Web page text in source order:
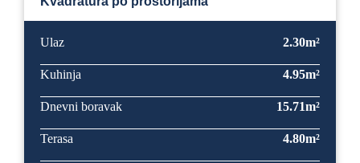
Ulaz 2.30m²
Kuhinja 4.95m²
Dnevni boravak 15.71m²
Terasa 4.80m²